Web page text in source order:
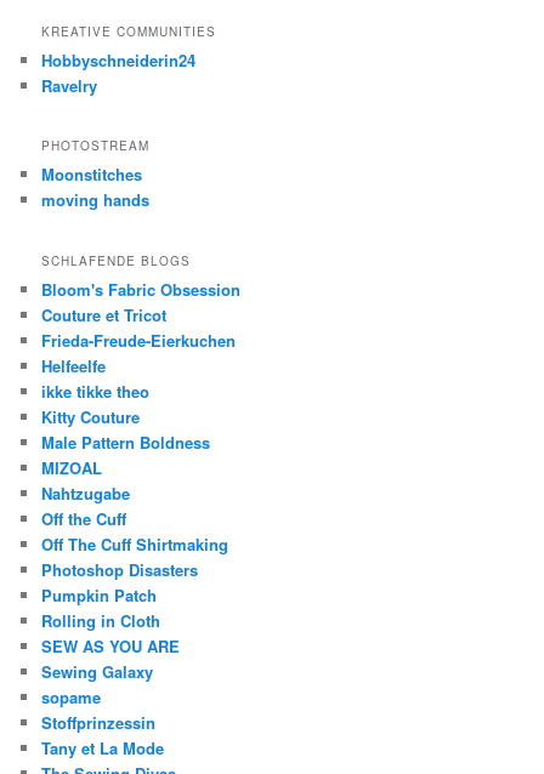
KREATIVE COMMUNITIES
Hobbyschneiderin24
Ravelry
PHOTOSTREAM
Moonstitches
moving hands
SCHLAFENDE BLOGS
Bloom's Fabric Obsession
Couture et Tricot
Frieda-Freude-Eierkuchen
Helfeelfe
ikke tikke theo
Kitty Couture
Male Pattern Boldness
MIZOAL
Nahtzugabe
Off the Cuff
Off The Cuff Shirtmaking
Photoshop Disasters
Pumpkin Patch
Rolling in Cloth
SEW AS YOU ARE
Sewing Galaxy
sopame
Stoffprinzessin
Tany et La Mode